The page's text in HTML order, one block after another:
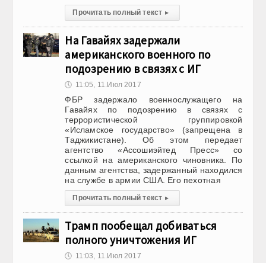
Прочитать полный текст ▸
На Гавайях задержали
американского военного по
подозрению в связях с ИГ
🕔 11:05, 11.Июл 2017
ФБР задержало военнослужащего на
Гавайях по подозрению в связях с
террористической группировкой
«Исламское государство» (запрещена в
Таджикистане). Об этом передает
агентство «Ассошиэйтед Пресс» со
ссылкой на американского чиновника. По
данным агентства, задержанный находился
на службе в армии США. Его пехотная
Прочитать полный текст ▸
Трамп пообещал добиваться
полного уничтожения ИГ
🕔 11:03, 11.Июл 2017